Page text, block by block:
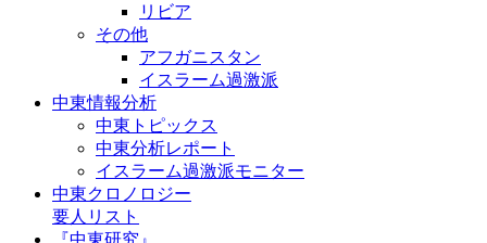
リビア
その他
アフガニスタン
イスラーム過激派
中東情報分析
中東トピックス
中東分析レポート
イスラーム過激派モニター
中東クロノロジー
要人リスト
『中東研究』